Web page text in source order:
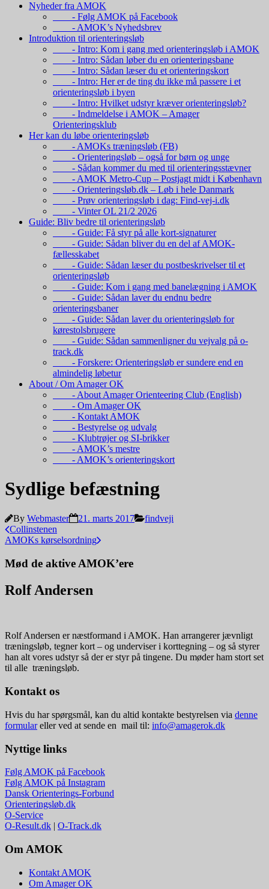
Nyheder fra AMOK
- Følg AMOK på Facebook
- AMOK’s Nyhedsbrev
Introduktion til orienteringsløb
- Intro: Kom i gang med orienteringsløb i AMOK
- Intro: Sådan løber du en orienteringsbane
- Intro: Sådan læser du et orienteringskort
- Intro: Her er de ting du ikke må passere i et
orienteringsløb i byen
- Intro: Hvilket udstyr kræver orienteringsløb?
- Indmeldelse i AMOK – Amager
Orienteringsklub
Her kan du løbe orienteringsløb
- AMOKs træningsløb (FB)
- Orienteringsløb – også for børn og unge
- Sådan kommer du med til orienteringsstævner
- AMOK Metro-Cup – Postjagt midt i København
- Orienteringsløb.dk – Løb i hele Danmark
- Prøv orienteringsløb i dag: Find-vej-i.dk
- Vinter OL 21/2 2026
Guide: Bliv bedre til orienteringsløb
- Guide: Få styr på alle kort-signaturer
- Guide: Sådan bliver du en del af AMOK-
fællesskabet
- Guide: Sådan læser du postbeskrivelser til et
orienteringsløb
- Guide: Kom i gang med banelægning i AMOK
- Guide: Sådan laver du endnu bedre
orienteringsbaner
- Guide: Sådan laver du orienteringsløb for
kørestolsbrugere
- Guide: Sådan sammenligner du vejvalg på o-
track.dk
- Forskere: Orienteringsløb er sundere end en
almindelig løbetur
About / Om Amager OK
- About Amager Orienteering Club (English)
- Om Amager OK
- Kontakt AMOK
- Bestyrelse og udvalg
- Klubtrøjer og SI-brikker
- AMOK’s mestre
- AMOK’s orienteringskort
Sydlige befæstning
By Webmaster 21. marts 2017
findveji
Collinstenen
AMOKs kørselsordning
Mød de aktive AMOK’ere
Rolf Andersen
Rolf Andersen er næstformand i AMOK. Han arrangerer jævnligt
træningsløb, tegner kort – og underviser i korttegning – og så styrer
han alt vores udstyr så der er styr på tingene. Du møder ham stort set
til alle træningsløb.
Kontakt os
Hvis du har spørgsmål, kan du altid kontakte bestyrelsen via denne
formulareller ved at sende en mail til: info@amagerok.dk
Nyttige links
Følg AMOK på Facebook
Følg AMOK på Instagram
Dansk Orienterings-Forbund
Orienteringsløb.dk
O-Service
O-Result.dk | O-Track.dk
Om AMOK
Kontakt AMOK
Om Amager OK